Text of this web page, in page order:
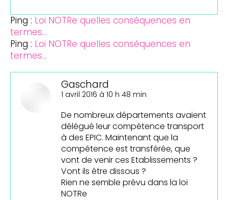
Ping : Loi NOTRe quelles conséquences en
termes...
Ping : Loi NOTRe quelles conséquences en
termes...
Gaschard
dit
1 avril 2016 à 10 h 48 min
De nombreux départements avaient
délégué leur compétence transport
à des EPIC. Maintenant que la
compétence est transférée, que
vont de venir ces Etablissements ?
Vont ils être dissous ?
Rien ne semble prévu dans la loi
NOTRe